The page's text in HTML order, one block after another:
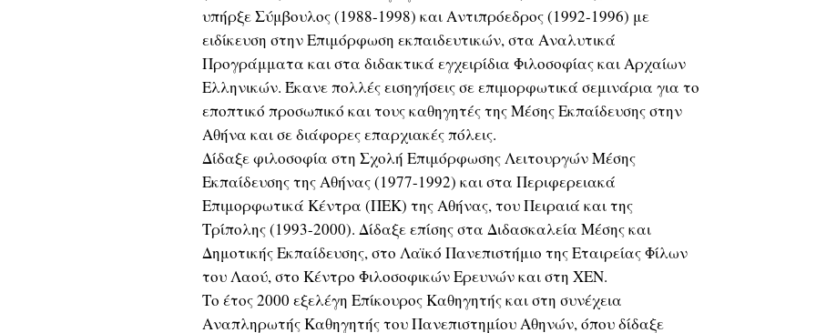
υπήρξε Σύμβουλος (1988-1998) και Αντιπρόεδρος (1992-1996) με
ειδίκευση στην Επιμόρφωση εκπαιδευτικών, στα Αναλυτικά
Προγράμματα και στα διδακτικά εγχειρίδια Φιλοσοφίας και Αρχαίων
Ελληνικών. Έκανε πολλές εισηγήσεις σε επιμορφωτικά σεμινάρια για το
εποπτικό προσωπικό και τους καθηγητές της Μέσης Εκπαίδευσης στην
Αθήνα και σε διάφορες επαρχιακές πόλεις.
Δίδαξε φιλοσοφία στη Σχολή Επιμόρφωσης Λειτουργών Μέσης
Εκπαίδευσης της Αθήνας (1977-1992) και στα Περιφερειακά
Επιμορφωτικά Κέντρα (ΠΕΚ) της Αθήνας, του Πειραιά και της
Τρίπολης (1993-2000). Δίδαξε επίσης στα Διδασκαλεία Μέσης και
Δημοτικής Εκπαίδευσης, στο Λαϊκό Πανεπιστήμιο της Εταιρείας Φίλων
του Λαού, στο Κέντρο Φιλοσοφικών Ερευνών και στη ΧΕΝ.
Το έτος 2000 εξελέγη Επίκουρος Καθηγητής και στη συνέχεια
Αναπληρωτής Καθηγητής του Πανεπιστημίου Αθηνών, όπου δίδαξε